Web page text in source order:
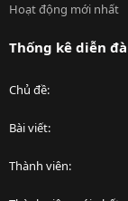
Hoạt động mới nhất
Thống kê diễn
Chủ đề
Bài viết
Thành viên